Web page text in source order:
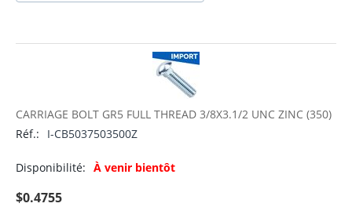
CARRIAGE BOLT GR5 FULL THREAD 3/8X3.1/2 UNC ZINC (350)
Réf.:
I-CB5037503500Z
Disponibilité: À venir bientôt
$0.4755